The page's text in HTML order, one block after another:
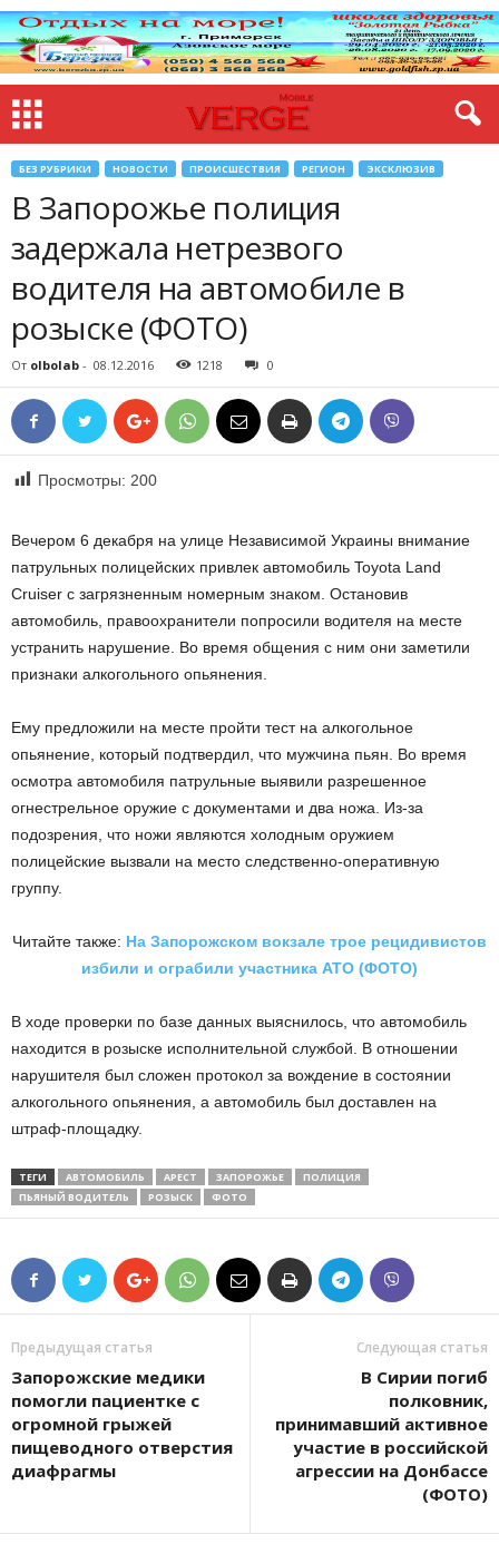
БЕЗ РУБРИКИ НОВОСТИ ПРОИСШЕСТВИЯ РЕГИОН ЭКСКЛЮЗИВ
В Запорожье полиция
задержала нетрезвого
водителя на автомобиле в
розыске (ФОТО)
От olbolab - 08.12.2016 1218 0
Просмотры: 200
Вечером 6 декабря на улице Независимой Украины внимание
патрульных полицейских привлек автомобиль Toyota Land
Cruiser с загрязненным номерным знаком. Остановив
автомобиль, правоохранители попросили водителя на месте
устранить нарушение. Во время общения с ним они заметили
признаки алкогольного опьянения.
Ему предложили на месте пройти тест на алкогольное
опьянение, который подтвердил, что мужчина пьян. Во время
осмотра автомобиля патрульные выявили разрешенное
огнестрельное оружие с документами и два ножа. Из-за
подозрения, что ножи являются холодным оружием
полицейские вызвали на место следственно-оперативную
группу.
Читайте также: На Запорожском вокзале трое рецидивистов
избили и ограбили участника АТО (ФОТО)
В ходе проверки по базе данных выяснилось, что автомобиль
находится в розыске исполнительной службой. В отношении
нарушителя был сложен протокол за вождение в состоянии
алкогольного опьянения, а автомобиль был доставлен на
штраф-площадку.
ТЕГИ АВТОМОБИЛЬ АРЕСТ ЗАПОРОЖЬЕ
ПОЛИЦИЯ
ПЬЯНЫЙ ВОДИТЕЛЬ
РОЗЫСК ФОТО
Предыдущая статья
Запорожские медики
помогли пациентке с
огромной грыжей
пищеводного отверстия
диафрагмы
Следующая статья
В Сирии погиб
полковник,
принимавший активное
участие в российской
агрессии на Донбассе
(ФОТО)